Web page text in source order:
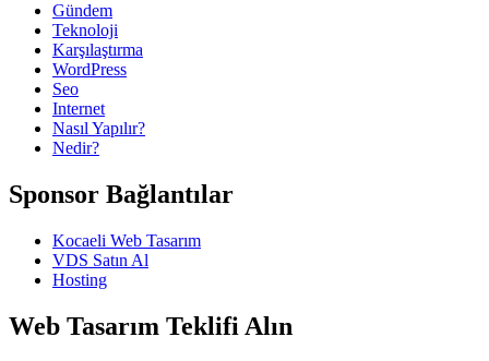
Gündem
Teknoloji
Karşılaştırma
WordPress
Seo
Internet
Nasıl Yapılır?
Nedir?
Sponsor Bağlantılar
Kocaeli Web Tasarım
VDS Satın Al
Hosting
Web Tasarım Teklifi Alın